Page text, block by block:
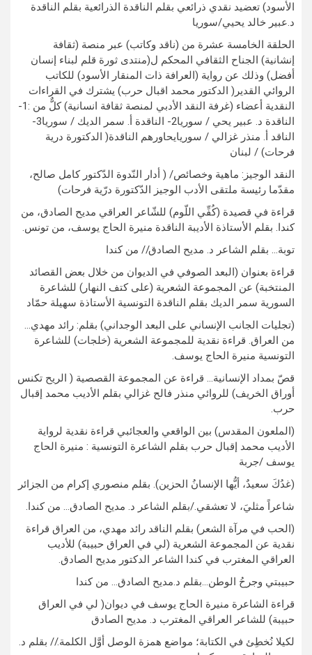
الأسود) تعضيد نقدي ذرائعي بقلم الناقدة الذرائعية بقلم الناقدة
د.عبير خالد يحيي/سوريا
الحلقة الخامسة عشرة من (ناقد وكاتب) عبر منصة (ثقافة
إنشانية) الجناح الثقافي المحكم ل(منتدى ثورة قلم لبناء إنسان
أفضل) وذلك عن رواية (العرافة ذات المنقار الأسود) للكاتب
الروائي القدير( الدكتور محمد اقبال حرب) يشترك في القراءات
النقدية أعضاء (غرفة النقد الأدبي لمنصة ثقافة انسانية) كلٌّ من :1-
الناقدة د. عبير يحي / سوريا2- الناقدة أ. سمر الديك / سوريا3-
الناقد أ. منذر غزالي / سوريايحاورهم الناقدة( الدكتورة درية
فرحات) / لبنان
النقد الوجيز: ماهية وخصائص/ ( أدار النّدوة الدّكتور كامل صالح،
مقدّما رئيسة ملتقى الأدب الوجيز الدّكتورة درّية فرحات)
قراءة في قصيدة (كُفِّي اللّوم) للشّاعر العراقي مديح الصادق، من
كندا. بقلم الأستاذة الأديبة الناقدة منيرة الحاج يوسف، من تونس.
توبة… بقلم الشاعر د. مديح الصادق// من كندا
قراءة بعنوان (البعد الصوفي في الديوان من خلال بعض القصائد
المنتخبة) عن المجموعة الشعرية (على كتف النهار) للشاعرة
السورية سمر الديك بقلم الناقدة التونسية الأستاذة سهيلة حمّاد
(تجليات الجانب الإنساني على البعد الوجداني) بقلم: رائد مهدي…
من العراق. قراءة نقدية للمجموعة الشعرية (خلجات) للشاعرة
التونسية منيرة الحاج يوسف.
قصّ بمداد الإنسانية… قراءة عن المجموعة القصصية ( الريح تكنس
أوراق الخريف) للروائي منذر فالح غزالي بقلم الأديب محمد إقبال
حرب.
(الملعون المقدس) بين الواقعي والعجائبي قراءة نقدية لرواية
الأديب محمد إقبال حرب بقلم الشاعرة التونسية : منيرة الحاج
يوسف /جربة
(غدُكَ سعيدٌ، أيُّها الإنسانُ الحزين). بقلم منصوري إكرام من الجزائر
شاعراً مثليَ، لا تعشقي./بقلم الشاعر د. مديح الصادق… من كندا.
(الحب في مرآة الشعر) بقلم الناقد رائد مهدي، من العراق قراءة
نقدية عن المجموعة الشعرية (لي في العراق حبيبة) للأديب
العراقي المغترب في كندا الشاعر الدكتور مديح الصادق.
حبيبتي وجرحُ الوطن…بقلم د.مديح الصادق… من كندا
قراءة الشاعرة منيرة الحاج يوسف في ديوان( لي في العراق
حبيبة) للشاعر العراقي المغترب د. مديح الصادق
لكيلا نُخطِئ في الكتابة؛ مواضع همزة الوصل أوَّل الكلمة.// بقلم د.